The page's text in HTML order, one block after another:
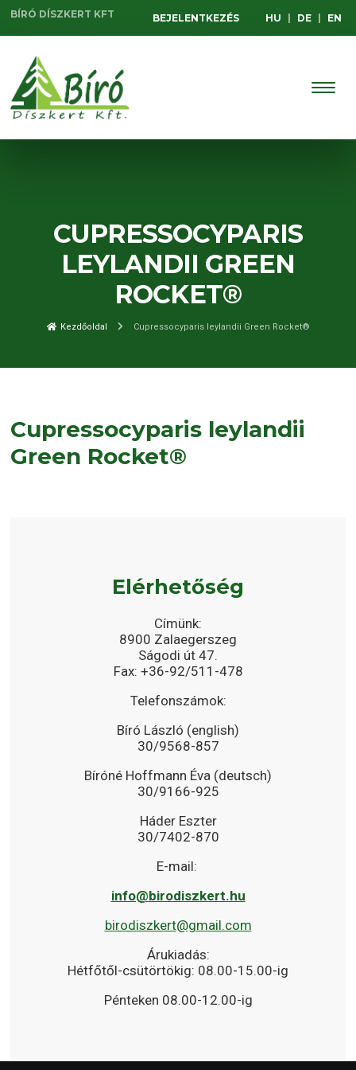
BÍRÓ DÍSZKERT KFT BEJELENTKEZÉS HU DE EN
CUPRESSOCYPARIS
LEYLANDII GREEN
ROCKET®
Kezdőoldal Cupressocyparis leylandii Green Rocket®
Cupressocyparis leylandii
Green Rocket®
Elérhetőség
Címünk:
8900 Zalaegerszeg
Ságodi út 47.
Fax: +36-92/511-478
Telefonszámok:
Bíró László (english)
30/9568-857
Bíróné Hoffmann Éva (deutsch)
30/9166-925
Háder Eszter
30/7402-870
E-mail:
info@birodiszkert.hu
birodiszkert@gmail.com
Árukiadás:
Hétfőtől-csütörtökig: 08.00-15.00-ig
Pénteken 08.00-12.00-ig